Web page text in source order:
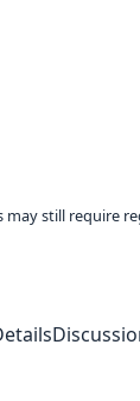
may still require